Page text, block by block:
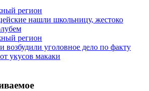
регион
нашли школьницу, жестоко
регион
возбудили уголовное дело по факту
укусов макаки